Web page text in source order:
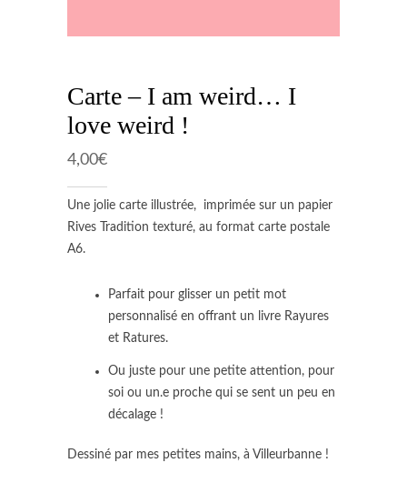
Carte – I am weird… I
love weird !
4,00€
Une jolie carte illustrée, imprimée sur un papier
Rives Tradition texturé, au format carte postale
A6.
Parfait pour glisser un petit mot
personnalisé en offrant un livre Rayures
et Ratures.
Ou juste pour une petite attention, pour
soi ou un.e proche qui se sent un peu en
décalage !
Dessiné par mes petites mains, à Villeurbanne !